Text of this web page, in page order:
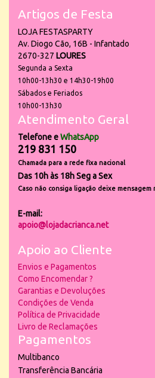
Artigos de Festa
LOJA FESTASPARTY
Av. Diogo Cão, 16B - Infantado
2670-327 LOURES
Segunda a Sexta
10h00-13h30 e 14h30-19h00
Sábados e Feriados
10h00-13h30
Atendimento Geral
Telefone eWhatsApp
219 831 150
Chamada para a rede fixa nacional
Das 10h às 18h Seg a Sex
Caso não consiga ligação deixe mensagem
E-mail:
apoio@lojadacrianca.net
Apoio ao Cliente
Envios e Pagamentos
Como Encomendar ?
Garantias e Devoluções
Condições de Venda
Política de Privacidade
Livro de Reclamações
Pagamentos
Multibanco
Transferência Bancária